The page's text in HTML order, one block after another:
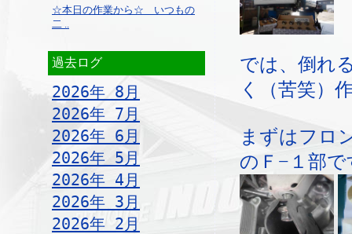
☆本日の作業から☆ いつもの
二 ..
過去ログ
2026年 8月
2026年 7月
2026年 6月
2026年 5月
2026年 4月
2026年 3月
2026年 2月
では、倒れ
く（苦笑）
まずはフロ
のＦ−１部で